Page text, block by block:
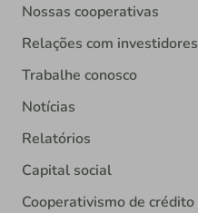
Nossas cooperativas
Relações com investidores
Trabalhe conosco
Notícias
Relatórios
Capital social
Cooperativismo de crédito